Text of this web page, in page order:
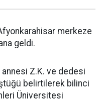
merkeze
geldi.
annesi Z.K. ve dedesi
belirtilerek bilinci
Üniversitesi